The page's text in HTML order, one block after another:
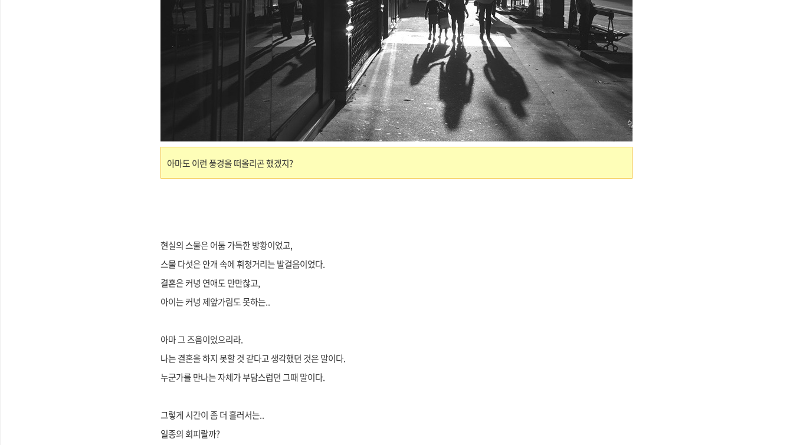
아마도 이런 풍경을 떠올리곤 했겠지?
현실의 스물은 어둠 가득한 방황이었고,
스물 다섯은 안개 속에 휘청거리는 발걸음이었다.
결혼은 커녕 연애도 만만찮고,
아이는 커녕 제앞가림도 못하는..
아마 그 즈음이었으리라.
나는 결혼을 하지 못할 것 같다고 생각했던 것은 말이다.
누군가를 만나는 자체가 부담스럽던 그때 말이다.
그렇게 시간이 좀 더 흘러서는..
일종의 회피랄까?